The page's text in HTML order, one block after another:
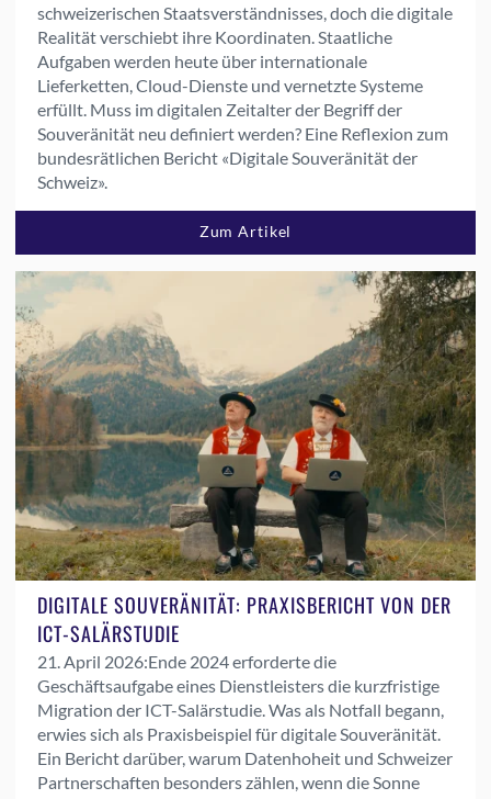
schweizerischen Staatsverständnisses, doch die digitale
Realität verschiebt ihre Koordinaten. Staatliche
Aufgaben werden heute über internationale
Lieferketten, Cloud-Dienste und vernetzte Systeme
erfüllt. Muss im digitalen Zeitalter der Begriff der
Souveränität neu definiert werden? Eine Reflexion zum
bundesrätlichen Bericht «Digitale Souveränität der
Schweiz».
Zum Artikel
DIGITALE SOUVERÄNITÄT: PRAXISBERICHT VON DER
ICT-SALÄRSTUDIE
21. April 2026:Ende 2024 erforderte die
Geschäftsaufgabe eines Dienstleisters die kurzfristige
Migration der ICT-Salärstudie. Was als Notfall begann,
erwies sich als Praxisbeispiel für digitale Souveränität.
Ein Bericht darüber, warum Datenhoheit und Schweizer
Partnerschaften besonders zählen, wenn die Sonne